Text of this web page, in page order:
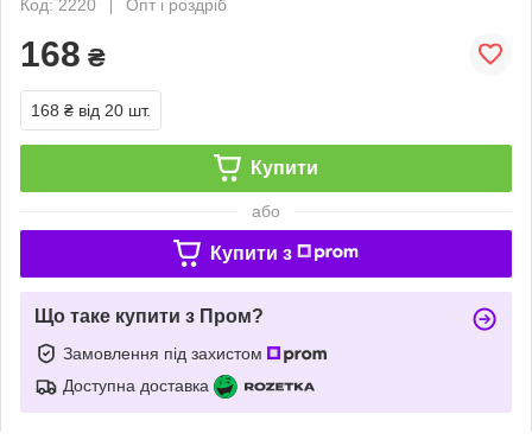
Код: 2220
Опт і роздріб
168 ₴
168 ₴ від 20 шт.
Купити
або
Купити з
Що таке купити з Пром?
Замовлення під захистом
Доступна доставка